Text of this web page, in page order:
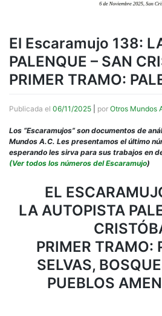
El Escaramujo 138:
PALENQUE – SAN
PRIMER TRAMO:
Publicada el 06/11/2025 por Otros Mundos
Los “Escaramujos” son documentos de
Mundos A.C. Les presentamos el último
esperando les sirva para sus trabajos en
(Ver todos los números del Escaramujo)
EL
LA AUTOPISTA
PRIMER TRAMO:
SELVAS,
PUEBLOS